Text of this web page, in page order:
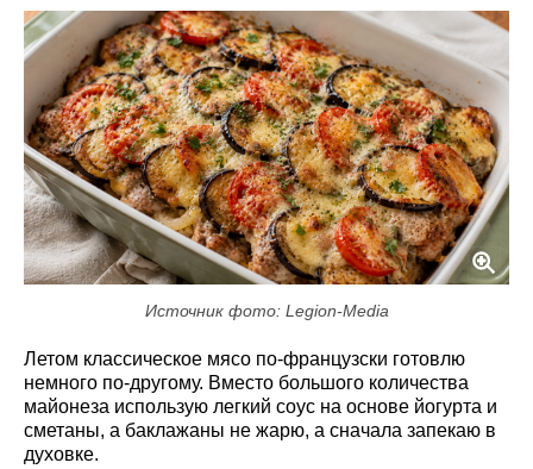
Источник фото: Legion-Media
Летом классическое мясо по-французски готовлю
немного по-другому. Вместо большого количества
майонеза использую легкий соус на основе йогурта и
сметаны, а баклажаны не жарю, а сначала запекаю в
духовке.